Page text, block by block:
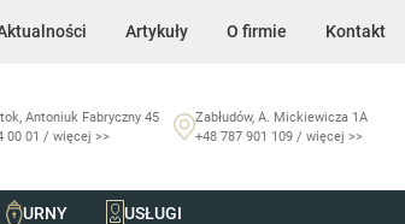
Artykuły O firmie Kontakt
Antoniuk Fabryczny 45
00 01 / więcej >>
Zabłudów, A. Mickiewicza 1A
+48 787 901 109 / więcej >>
URNY USŁUGI